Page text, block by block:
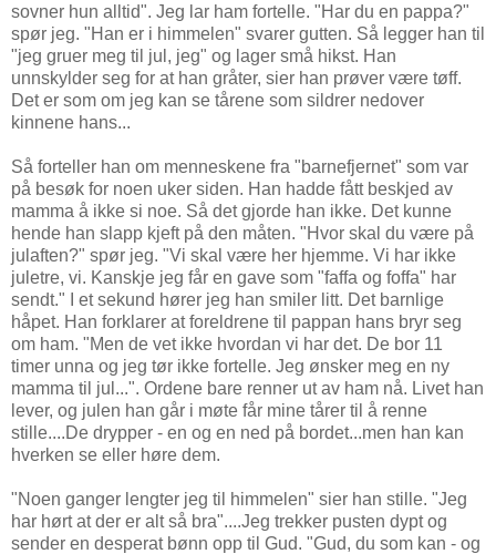
sovner hun alltid". Jeg lar ham fortelle. "Har du en pappa?"
spør jeg. "Han er i himmelen" svarer gutten. Så legger han til
"jeg gruer meg til jul, jeg" og lager små hikst. Han
unnskylder seg for at han gråter, sier han prøver være tøff.
Det er som om jeg kan se tårene som sildrer nedover
kinnene hans...
Så forteller han om menneskene fra "barnefjernet" som var
på besøk for noen uker siden. Han hadde fått beskjed av
mamma å ikke si noe. Så det gjorde han ikke. Det kunne
hende han slapp kjeft på den måten. "Hvor skal du være på
julaften?" spør jeg. "Vi skal være her hjemme. Vi har ikke
juletre, vi. Kanskje jeg får en gave som "faffa og foffa" har
sendt." I et sekund hører jeg han smiler litt. Det barnlige
håpet. Han forklarer at foreldrene til pappan hans bryr seg
om ham. "Men de vet ikke hvordan vi har det. De bor 11
timer unna og jeg tør ikke fortelle. Jeg ønsker meg en ny
mamma til jul...". Ordene bare renner ut av ham nå. Livet han
lever, og julen han går i møte får mine tårer til å renne
stille....De drypper - en og en ned på bordet...men han kan
hverken se eller høre dem.
"Noen ganger lengter jeg til himmelen" sier han stille. "Jeg
har hørt at der er alt så bra"....Jeg trekker pusten dypt og
sender en desperat bønn opp til Gud. "Gud, du som kan - og